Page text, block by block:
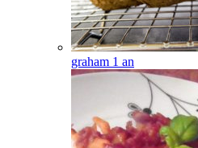
graham 1 an